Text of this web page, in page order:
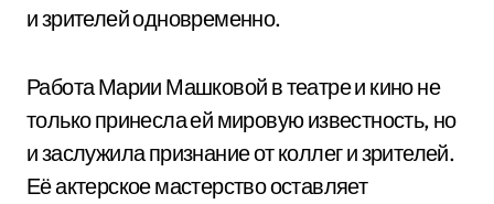
и зрителей одновременно.
Работа Марии Машковой в театре и кино не
только принесла ей мировую известность, но
и заслужила признание от коллег и зрителей.
Её актерское мастерство оставляет